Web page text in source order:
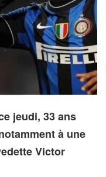
jeudi, 33 ans
à une
Victor